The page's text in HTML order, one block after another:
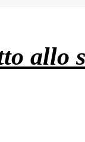
allo